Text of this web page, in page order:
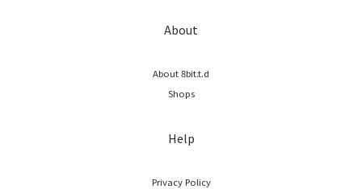
About
About 8bit.t.d
Shops
Help
Privacy Policy